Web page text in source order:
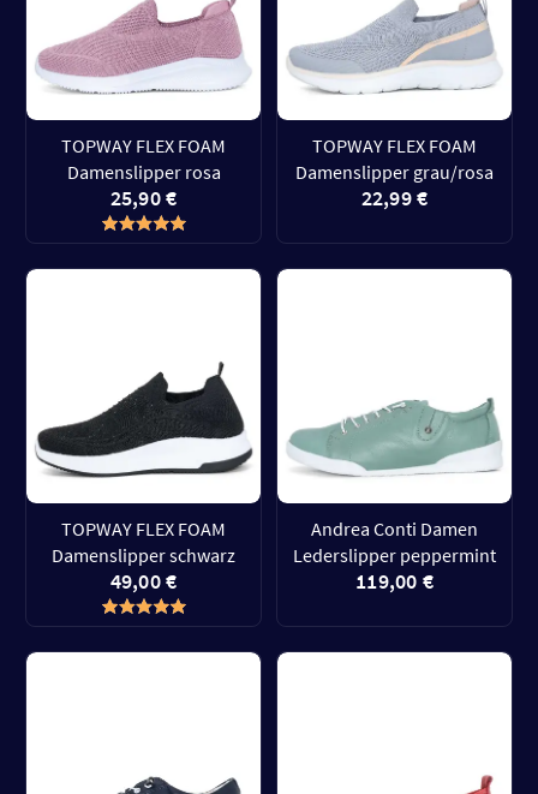
TOPWAY FLEX FOAM
Damenslipper rosa
25,90 €
TOPWAY FLEX FOAM
Damenslipper grau/rosa
22,99 €
TOPWAY FLEX FOAM
Damenslipper schwarz
49,00 €
Andrea Conti Damen
Lederslipper peppermint
119,00 €